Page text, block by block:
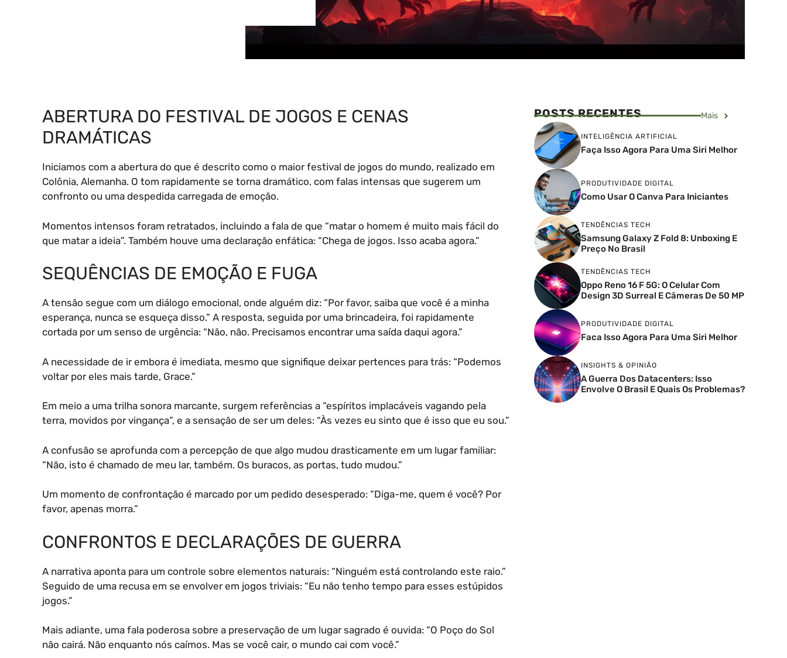
ABERTURA DO FESTIVAL DE JOGOS E CENAS
DRAMÁTICAS
Iniciamos com a abertura do que é descrito como o maior festival de jogos do mundo, realizado em
Colônia, Alemanha. O tom rapidamente se torna dramático, com falas intensas que sugerem um
confronto ou uma despedida carregada de emoção.
Momentos intensos foram retratados, incluindo a fala de que “matar o homem é muito mais fácil do
que matar a ideia”. Também houve uma declaração enfática: “Chega de jogos. Isso acaba agora.”
SEQUÊNCIAS DE EMOÇÃO E FUGA
A tensão segue com um diálogo emocional, onde alguém diz: “Por favor, saiba que você é a minha
esperança, nunca se esqueça disso.” A resposta, seguida por uma brincadeira, foi rapidamente
cortada por um senso de urgência: “Não, não. Precisamos encontrar uma saída daqui agora.”
A necessidade de ir embora é imediata, mesmo que signifique deixar pertences para trás: “Podemos
voltar por eles mais tarde, Grace.”
Em meio a uma trilha sonora marcante, surgem referências a “espíritos implacáveis vagando pela
terra, movidos por vingança”, e a sensação de ser um deles: “Às vezes eu sinto que é isso que eu sou.”
A confusão se aprofunda com a percepção de que algo mudou drasticamente em um lugar familiar:
“Não, isto é chamado de meu lar, também. Os buracos, as portas, tudo mudou.”
Um momento de confrontação é marcado por um pedido desesperado: “Diga-me, quem é você? Por
favor, apenas morra.”
CONFRONTOS E DECLARAÇÕES DE GUERRA
A narrativa aponta para um controle sobre elementos naturais: “Ninguém está controlando este raio.”
Seguido de uma recusa em se envolver em jogos triviais: “Eu não tenho tempo para esses estúpidos
jogos.”
Mais adiante, uma fala poderosa sobre a preservação de um lugar sagrado é ouvida: “O Poço do Sol
não cairá. Não enquanto nós caímos. Mas se você cair, o mundo cai com você.”
POSTS RECENTES Mais
INTELIGÊNCIA ARTIFICIAL
Faça Isso Agora Para Uma Siri Melhor
PRODUTIVIDADE DIGITAL
Como Usar O Canva Para Iniciantes
TENDÊNCIAS TECH
Samsung Galaxy Z Fold 8: Unboxing E
Preço No Brasil
TENDÊNCIAS TECH
Oppo Reno 16 F 5G: O Celular Com
Design 3D Surreal E Câmeras De 50 MP
PRODUTIVIDADE DIGITAL
Faca Isso Agora Para Uma Siri Melhor
INSIGHTS & OPINIÃO
A Guerra Dos Datacenters: Isso
Envolve O Brasil E Quais Os Problemas?